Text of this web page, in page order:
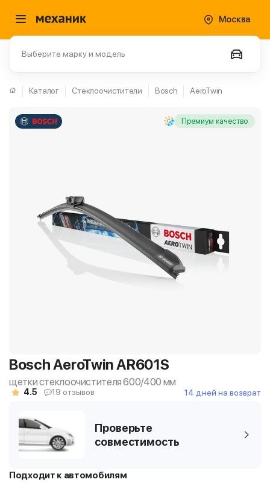
Москва
Выберите марку и модель
Каталог Стеклоочистители Bosch AeroTwin
Премиум качество
Bosch AeroTwin AR601S
щетки стеклоочистителя 600/400 мм
4.5 19 отзывов 14 дней на возврат
Проверьте
совместимость
Подходит к автомобилям